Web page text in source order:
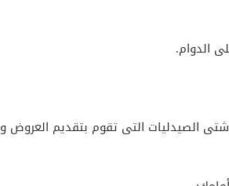
الدوام.
شتى الصيدليات التى تقوم بتقديم العروض و